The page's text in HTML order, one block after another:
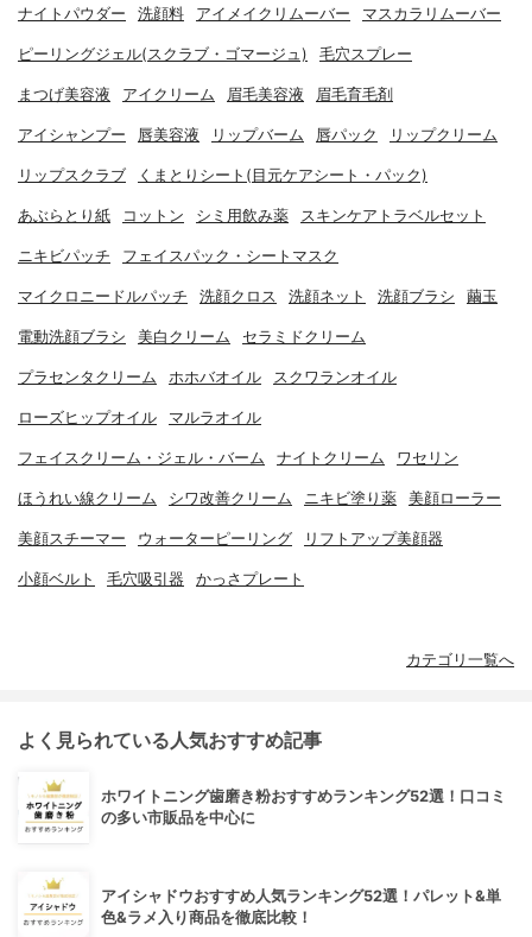
ナイトパウダー 洗顔料 アイメイクリムーバー マスカラリムーバー
ピーリングジェル(スクラブ・ゴマージュ) 毛穴スプレー
まつげ美容液 アイクリーム 眉毛美容液 眉毛育毛剤
アイシャンプー 唇美容液 リップバーム 唇パック リップクリーム
リップスクラブ くまとりシート(目元ケアシート・パック)
あぶらとり紙 コットン シミ用飲み薬 スキンケアトラベルセット
ニキビパッチ フェイスパック・シートマスク
マイクロニードルパッチ 洗顔クロス 洗顔ネット 洗顔ブラシ 繭玉
電動洗顔ブラシ 美白クリーム セラミドクリーム
プラセンタクリーム ホホバオイル スクワランオイル
ローズヒップオイル マルラオイル
フェイスクリーム・ジェル・バーム ナイトクリーム ワセリン
ほうれい線クリーム シワ改善クリーム ニキビ塗り薬 美顔ローラー
美顔スチーマー ウォーターピーリング リフトアップ美顔器
小顔ベルト 毛穴吸引器 かっさプレート
カテゴリ一覧へ
よく見られている人気おすすめ記事
ホワイトニング歯磨き粉おすすめランキング52選！口コミ
の多い市販品を中心に
アイシャドウおすすめ人気ランキング52選！パレット&単
色&ラメ入り商品を徹底比較！